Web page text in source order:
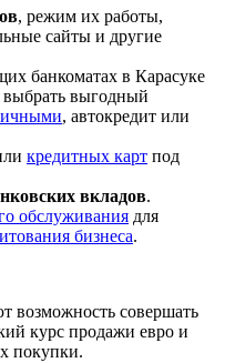
, режим их работы,
сайты и другие
банкоматах в Карасуке
выбрать выгодный
, автокредит или
кредитных карт под
вкладов.
обслуживания для
бизнеса.
возможность совершать
курс продажи евро и
покупки.